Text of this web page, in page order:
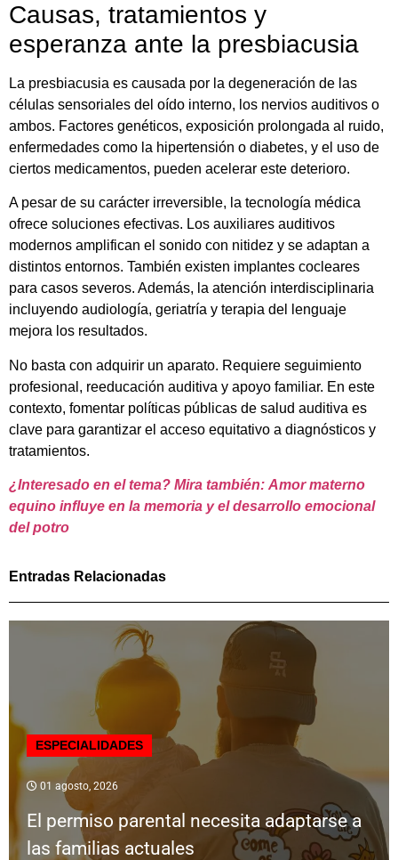
Causas, tratamientos y
esperanza ante la presbiacusia
La presbiacusia es causada por la degeneración de las
células sensoriales del oído interno, los nervios auditivos o
ambos. Factores genéticos, exposición prolongada al ruido,
enfermedades como la hipertensión o diabetes, y el uso de
ciertos medicamentos, pueden acelerar este deterioro.
A pesar de su carácter irreversible, la tecnología médica
ofrece soluciones efectivas. Los auxiliares auditivos
modernos amplifican el sonido con nitidez y se adaptan a
distintos entornos. También existen implantes cocleares
para casos severos. Además, la atención interdisciplinaria
incluyendo audiología, geriatría y terapia del lenguaje
mejora los resultados.
No basta con adquirir un aparato. Requiere seguimiento
profesional, reeducación auditiva y apoyo familiar. En este
contexto, fomentar políticas públicas de salud auditiva es
clave para garantizar el acceso equitativo a diagnósticos y
tratamientos.
¿Interesado en el tema? Mira también: Amor materno
equino influye en la memoria y el desarrollo emocional
del potro
Entradas Relacionadas
ESPECIALIDADES
01 agosto, 2026
El permiso parental necesita adaptarse a
las familias actuales